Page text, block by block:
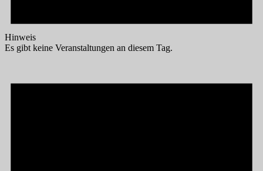
Hinweis
Es gibt keine Veranstaltungen an diesem Tag.